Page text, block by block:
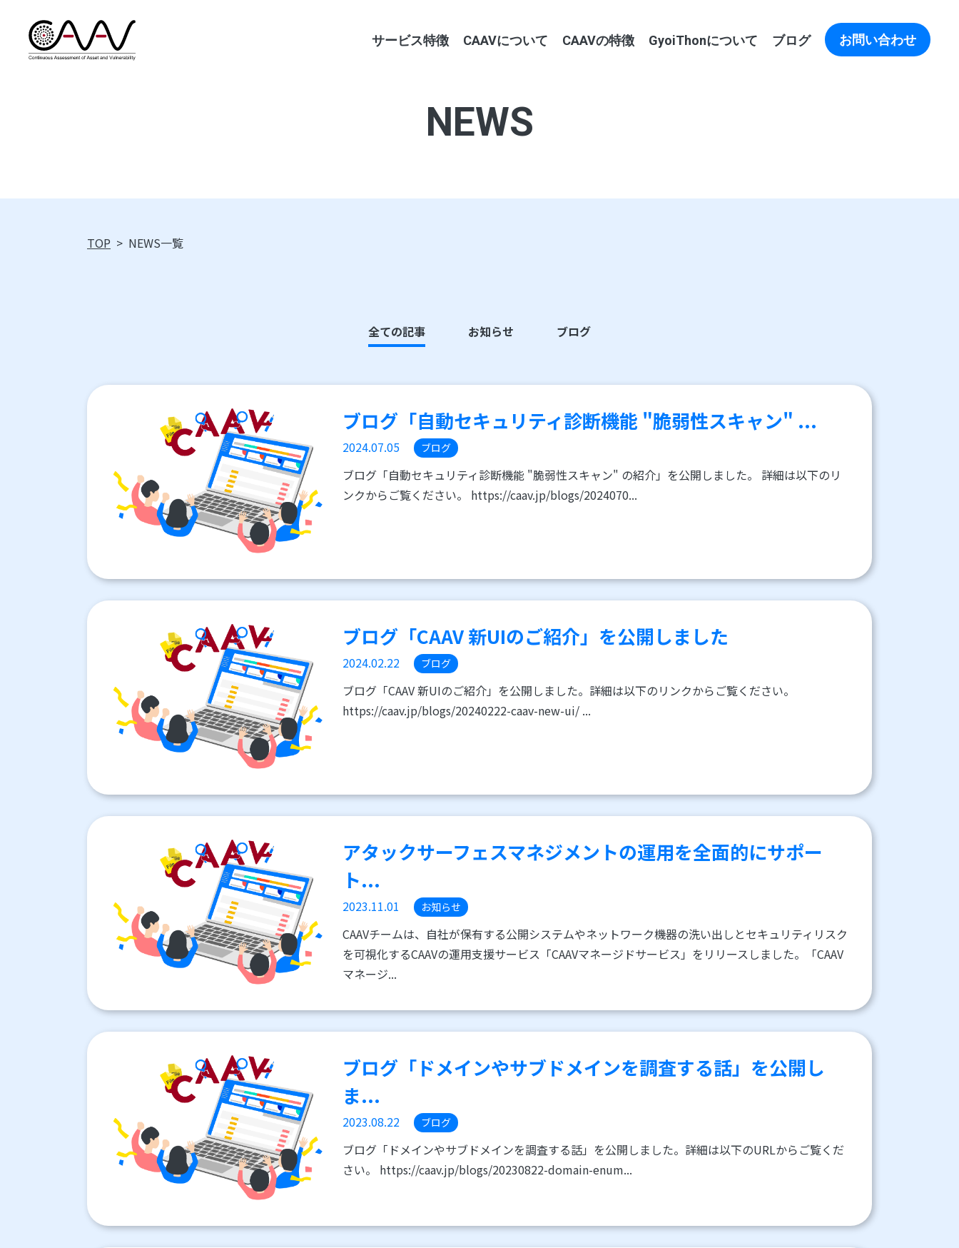
サービス特徴 CAAVについて CAAVの特徴 GyoiThonについて ブログ お問い合わせ
NEWS
TOP > NEWS一覧
全ての記事 お知らせ ブログ
ブログ「自動セキュリティ診断機能 "脆弱性スキャン" ...
2024.07.05 ブログ
ブログ「自動セキュリティ診断機能 "脆弱性スキャン" の紹介」を公開しました。 詳細は以下のリ
ンクからご覧ください。 https://caav.jp/blogs/2024070...
ブログ「CAAV 新UIのご紹介」を公開しました
2024.02.22 ブログ
ブログ「CAAV 新UIのご紹介」を公開しました。詳細は以下のリンクからご覧ください。
https://caav.jp/blogs/20240222-caav-new-ui/ ...
アタックサーフェスマネジメントの運用を全面的にサポー
ト...
2023.11.01 お知らせ
CAAVチームは、自社が保有する公開システムやネットワーク機器の洗い出しとセキュリティリスク
を可視化するCAAVの運用支援サービス「CAAVマネージドサービス」をリリースしました。「CAAV
マネージ...
ブログ「ドメインやサブドメインを調査する話」を公開し
ま...
2023.08.22 ブログ
ブログ「ドメインやサブドメインを調査する話」を公開しました。詳細は以下のURLからご覧くだ
さい。 https://caav.jp/blogs/20230822-domain-enum...